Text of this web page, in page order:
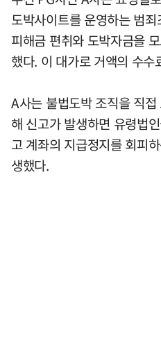
도박사이트를 운영하는 범
피해금 편취와 도박자금을
했다. 이 대가로 거액의 수수
A사는 불법도박 조직을 직
해 신고가 발생하면 유령법
고 계좌의 지급정지를 회피
생했다.